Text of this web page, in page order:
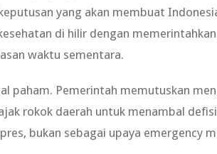
yang akan membuat
di hilir dengan
waktu sementara.
paham. Pemerintah memutuskan
rokok daerah untuk menambal
bukan sebagai upaya emergency